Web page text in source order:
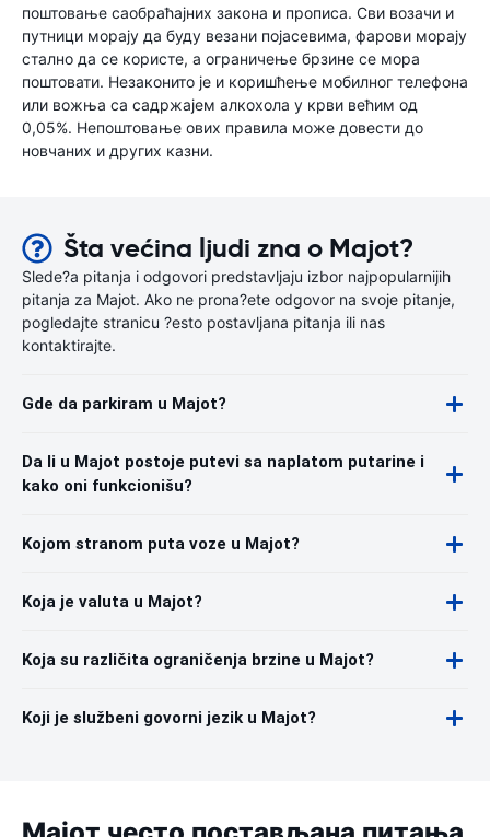
поштовање саобраћајних закона и прописа. Сви возачи и
путници морају да буду везани појасевима, фарови морају
стално да се користе, а ограничење брзине се мора
поштовати. Незаконито је и коришћење мобилног телефона
или вожња са садржајем алкохола у крви већим од
0,05%. Непоштовање ових правила може довести до
новчаних и других казни.
Šta većina ljudi zna o Majot?
Slede?a pitanja i odgovori predstavljaju izbor najpopularnijih
pitanja za Majot. Ako ne prona?ete odgovor na svoje pitanje,
pogledajte stranicu ?esto postavljana pitanja ili nas
kontaktirajte.
Gde da parkiram u Majot?
Da li u Majot postoje putevi sa naplatom putarine i
kako oni funkcionišu?
Kojom stranom puta voze u Majot?
Koja je valuta u Majot?
Koja su različita ograničenja brzine u Majot?
Koji je službeni govorni jezik u Majot?